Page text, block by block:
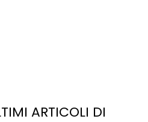
ARTICOLI DI